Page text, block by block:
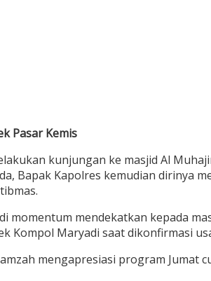
Pasar Kemis
kunjungan ke masjid Al
Bapak Kapolres kemudian dirinya
momentum mendekatkan kepada
Kompol Maryadi saat dikonfirmasi
mengapresiasi program